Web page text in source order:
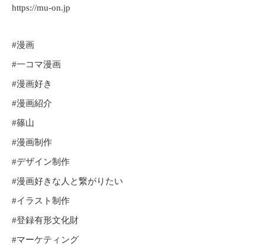
https://mu-on.jp
#漫画
#一コマ漫画
#漫画好き
#漫画紹介
#篠山
#漫画制作
#デザイン制作
#漫画好きな人と繋がりたい
#イラスト制作
#登録有形文化財
#マーケティング